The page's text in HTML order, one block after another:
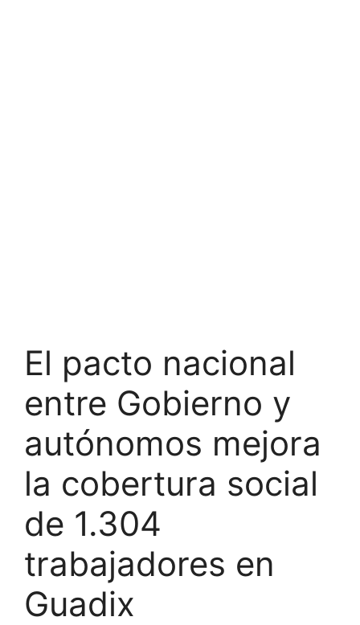
El pacto nacional
entre Gobierno y
autónomos mejora
la cobertura social
de 1.304
trabajadores en
Guadix